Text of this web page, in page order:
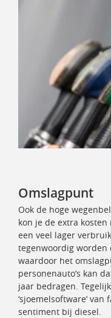
Omslagpunt
Ook de hoge
kon je de extra
een veel lager
tegenwoordig worden
waardoor het
personenauto’s kan
jaar bedragen.
‘sjoemelsoftware’
sentiment bij diesel.